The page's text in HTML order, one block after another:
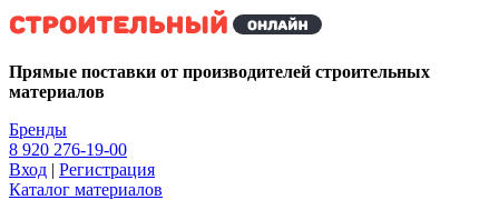
Kg
Прямые поставки от производителей строительных
материалов
Бренды
8 920 276-19-00
Вход | Регистрация
Каталог материалов